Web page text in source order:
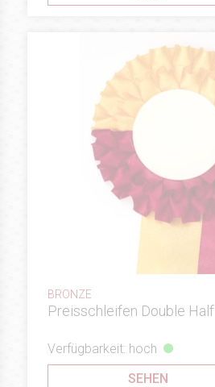
BRONZE
Preisschleifen Double Half
Verfügbarkeit: hoch
SEHEN